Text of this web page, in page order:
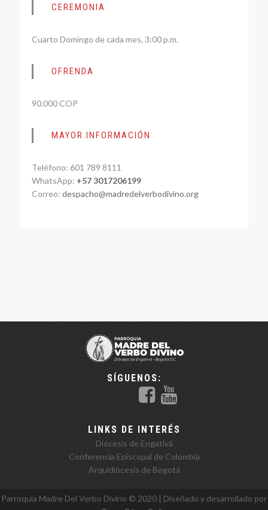
CEREMONIA
Cuarto Domingo de cada mes, 3:00 p.m.
OFRENDA
90.000 COP
MAYOR INFORMACIÓN
Teléfono: 601 789 8111
WhatsApp: +57 3017206199
Correo: despacho@madredelverbodivino.org
SÍGUENOS:
LINKS DE INTERÉS
Diócesis de Engativá
Conferencia Episcopal de Colombia
Arquidiócesis de Bogotá
Parroquia Madre Del Verbo Divino ©️ 2020 | Diseñado y desarrollado por